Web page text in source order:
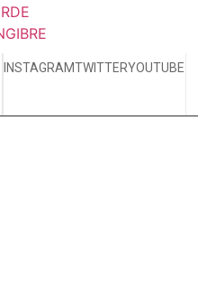
INSTAGRAMTWITTERYOUTUBE